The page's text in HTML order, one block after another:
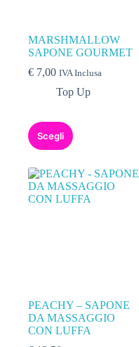
MARSHMALLOW
SAPONE GOURMET
€ 7,00 IVA Inclusa
Top Up
Scegli
PEACHY – SAPONE
DA MASSAGGIO
CON LUFFA